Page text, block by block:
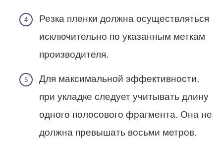
Резка пленки должна осуществляться
исключительно по указанным меткам
производителя.
Для максимальной эффективности,
при укладке следует учитывать длину
одного полосового фрагмента. Она не
должна превышать восьми метров.